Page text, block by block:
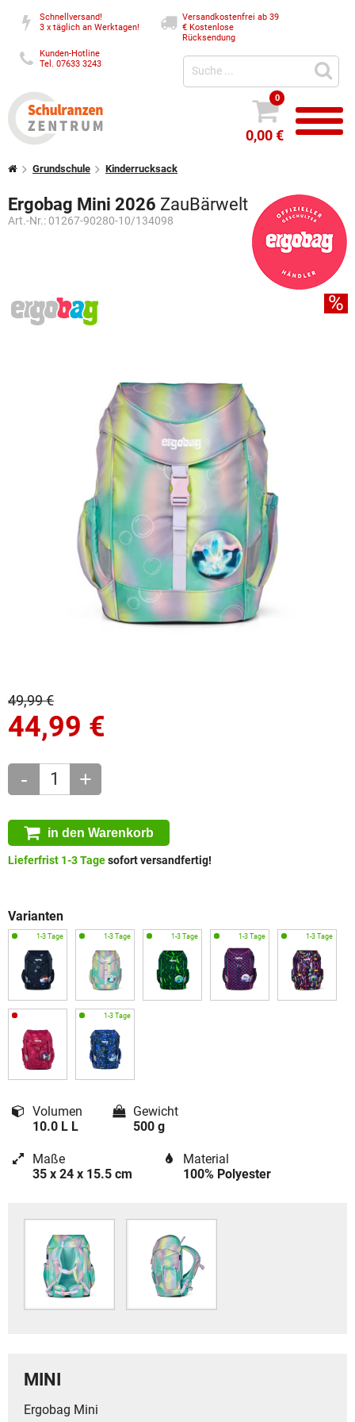
Schnellversand!
3 x täglich an Werktagen!
Versandkostenfrei ab 39
€Kostenlose
Rücksendung
Kunden-Hotline
Tel. 07633 3243
0
0,00 €
Grundschule Kinderrucksack
Ergobag Mini 2026 ZauBärwelt
Art.-Nr.: 01267-90280-10/134098
%
49,99 €
44,99 €
- +
in den Warenkorb
Lieferfrist 1-3 Tagesofort versandfertig!
Varianten
Volumen
10.0 L L
Gewicht
500 g
Maße
35 x 24 x 15.5 cm
Material
100% Polyester
MINI
Ergobag Mini